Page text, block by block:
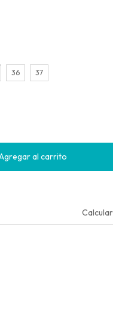
36 37
Calcular